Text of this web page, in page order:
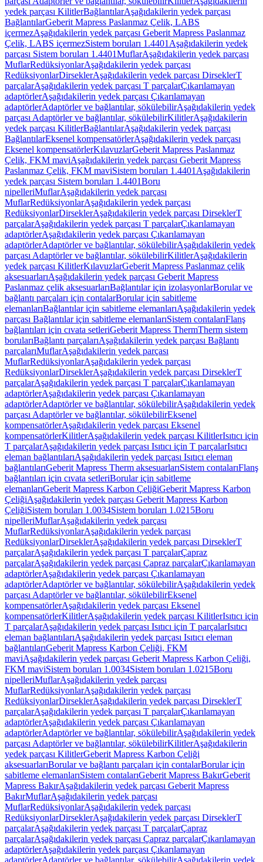
yedek parçası KilitlerBağlantılarAşağıdakilerin yedek parçası
BağlantılarGeberit Mapress Paslanmaz Çelik, LABS
içermezAşağıdakilerin yedek parçası Geberit Mapress Paslanmaz
Çelik, LABS içermezSistem boruları 1.4401 Aşağıdakilerin yedek
parçası Sistem boruları 1.4401MuflarAşağıdakilerin yedek parçası
MuflarRedüksiyonlarAşağıdakilerin yedek parçası
RedüksiyonlarDirseklerAşağıdakilerin yedek parçası DirseklerT
parçalarAşağıdakilerin yedek parçası T parçalarÇıkarılamayan
adaptörlerAşağıdakilerin yedek parçası Çıkarılamayan
adaptörlerAdaptörler ve bağlantılar, sökülebilirAşağıdakilerin yedek
parçası Adaptörler ve bağlantılar, sökülebilirKilitlerAşağıdakilerin
yedek parçası KilitlerBağlantılarAşağıdakilerin yedek parçası
BağlantılarEksenel kompensatörlerAşağıdakilerin yedek parçası
Eksenel kompensatörlerKılavuzlarGeberit Mapress Paslanmaz
Çelik, FKM maviAşağıdakilerin yedek parçası Geberit Mapress
Paslanmaz Çelik, FKM maviSistem boruları 1.4401 Aşağıdakilerin
yedek parçası Sistem boruları 1.4401Boru
nipelleriMuflarAşağıdakilerin yedek parçası
MuflarRedüksiyonlarAşağıdakilerin yedek parçası
RedüksiyonlarDirseklerAşağıdakilerin yedek parçası DirseklerT
parçalarAşağıdakilerin yedek parçası T parçalarÇıkarılamayan
adaptörlerAşağıdakilerin yedek parçası Çıkarılamayan
adaptörlerAdaptörler ve bağlantılar, sökülebilirAşağıdakilerin yedek
parçası Adaptörler ve bağlantılar, sökülebilirKilitlerAşağıdakilerin
yedek parçası KilitlerKılavuzlarGeberit Mapress Paslanmaz çelik
aksesuarlarıAşağıdakilerin yedek parçası Geberit Mapress
Paslanmaz çelik aksesuarlarıBağlantılar için izolasyonlarBorular ve
bağlantı parçaları için contalarBorular için sabitleme
elemanlarıBağlantılar için sabitleme elemanlarıAşağıdakilerin yedek
parçası Bağlantılar için sabitleme elemanlarıSistem contalarıFlanş
bağlantıları için cıvata setleriGeberit Mapress ThermTherm sistem
borularıBağlantı parçalarıAşağıdakilerin yedek parçası Bağlantı
parçalarıMuflarAşağıdakilerin yedek parçası
MuflarRedüksiyonlarAşağıdakilerin yedek parçası
RedüksiyonlarDirseklerAşağıdakilerin yedek parçası DirseklerT
parçalarAşağıdakilerin yedek parçası T parçalarÇıkarılamayan
adaptörlerAşağıdakilerin yedek parçası Çıkarılamayan
adaptörlerAdaptörler ve bağlantılar, sökülebilirAşağıdakilerin yedek
parçası Adaptörler ve bağlantılar, sökülebilirEksenel
kompensatörlerAşağıdakilerin yedek parçası Eksenel
kompensatörlerKilitlerAşağıdakilerin yedek parçası KilitlerIsıtıcı için
T parçalarAşağıdakilerin yedek parçası Isıtıcı için T parçalarIsıtıcı
eleman bağlantılarıAşağıdakilerin yedek parçası Isıtıcı eleman
bağlantılarıGeberit Mapress Therm aksesuarlarıSistem contalarıFlanş
bağlantıları için cıvata setleriBorular için sabitleme
elemanlarıGeberit Mapress Karbon ÇeliğiGeberit Mapress Karbon
ÇeliğiAşağıdakilerin yedek parçası Geberit Mapress Karbon
ÇeliğiSistem boruları 1.0034Sistem boruları 1.0215Boru
nipelleriMuflarAşağıdakilerin yedek parçası
MuflarRedüksiyonlarAşağıdakilerin yedek parçası
RedüksiyonlarDirseklerAşağıdakilerin yedek parçası DirseklerT
parçalarAşağıdakilerin yedek parçası T parçalarÇapraz
parçalarAşağıdakilerin yedek parçası Çapraz parçalarÇıkarılamayan
adaptörlerAşağıdakilerin yedek parçası Çıkarılamayan
adaptörlerAdaptörler ve bağlantılar, sökülebilirAşağıdakilerin yedek
parçası Adaptörler ve bağlantılar, sökülebilirEksenel
kompensatörlerAşağıdakilerin yedek parçası Eksenel
kompensatörlerKilitlerAşağıdakilerin yedek parçası KilitlerIsıtıcı için
T parçalarAşağıdakilerin yedek parçası Isıtıcı için T parçalarIsıtıcı
eleman bağlantılarıAşağıdakilerin yedek parçası Isıtıcı eleman
bağlantılarıGeberit Mapress Karbon Çeliği, FKM
maviAşağıdakilerin yedek parçası Geberit Mapress Karbon Çeliği,
FKM maviSistem boruları 1.0034Sistem boruları 1.0215Boru
nipelleriMuflarAşağıdakilerin yedek parçası
MuflarRedüksiyonlarAşağıdakilerin yedek parçası
RedüksiyonlarDirseklerAşağıdakilerin yedek parçası DirseklerT
parçalarAşağıdakilerin yedek parçası T parçalarÇıkarılamayan
adaptörlerAşağıdakilerin yedek parçası Çıkarılamayan
adaptörlerAdaptörler ve bağlantılar, sökülebilirAşağıdakilerin yedek
parçası Adaptörler ve bağlantılar, sökülebilirKilitlerAşağıdakilerin
yedek parçası KilitlerGeberit Mapress Karbon Çeliği
aksesuarlarıBorular ve bağlantı parçaları için contalarBorular için
sabitleme elemanlarıSistem contalarıGeberit Mapress BakırGeberit
Mapress BakırAşağıdakilerin yedek parçası Geberit Mapress
BakırMuflarAşağıdakilerin yedek parçası
MuflarRedüksiyonlarAşağıdakilerin yedek parçası
RedüksiyonlarDirseklerAşağıdakilerin yedek parçası DirseklerT
parçalarAşağıdakilerin yedek parçası T parçalarÇapraz
parçalarAşağıdakilerin yedek parçası Çapraz parçalarÇıkarılamayan
adaptörlerAşağıdakilerin yedek parçası Çıkarılamayan
adaptörlerAdaptörler ve bağlantılar, sökülebilirAşağıdakilerin yedek